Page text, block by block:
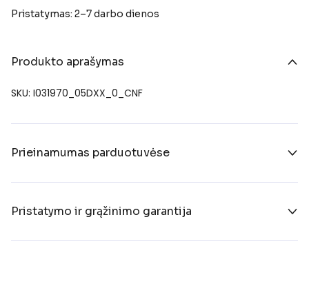
Pristatymas: 2–7 darbo dienos
Produkto aprašymas
SKU: I031970_05DXX_0_CNF
Prieinamumas parduotuvėse
Pristatymo ir grąžinimo garantija